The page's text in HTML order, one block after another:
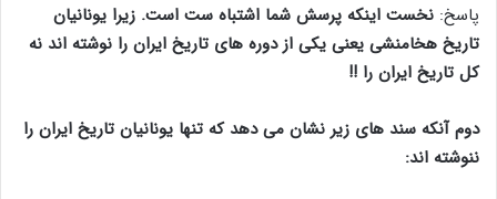
پاسخ: نخست اینکه پرسش شما اشتباه ست است. زیرا یونانیان
تاریخ هخامنشی یعنی یکی از دوره های تاریخ ایران را نوشته اند نه
کل تاریخ ایران را !!
دوم آنکه سند های زیر نشان می دهد که تنها یونانیان تاریخ ایران را
ننوشته اند: